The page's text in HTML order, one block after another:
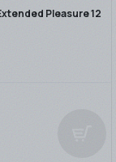
Pleasure 12